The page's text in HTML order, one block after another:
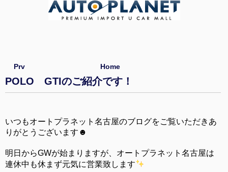
Prv Home
POLO GTIのご紹介です！
いつもオートプラネット名古屋のブログをご覧いただきあ
りがとうございます☻
明日からGWが始まりますが、オートプラネット名古屋は
連休中も休まず元気に営業致します